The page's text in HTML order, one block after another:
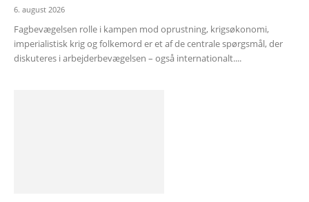
6. august 2026
Fagbevægelsen rolle i kampen mod oprustning, krigsøkonomi,
imperialistisk krig og folkemord er et af de centrale spørgsmål, der
diskuteres i arbejderbevægelsen – også internationalt....